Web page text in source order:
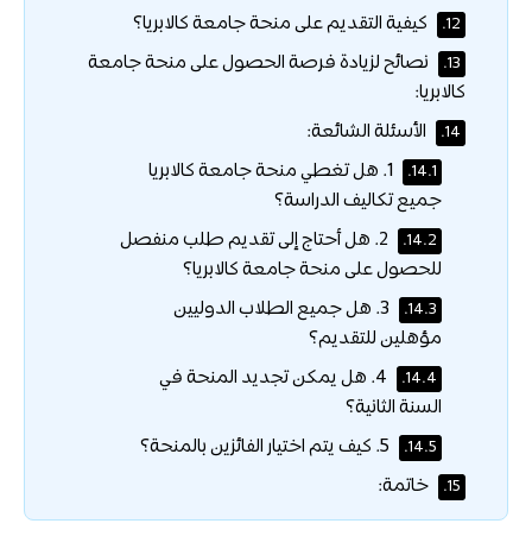
12. كيفية التقديم على منحة جامعة كالابريا؟
13.
نصائح لزيادة فرصة الحصول على منحة جامعة
كالابريا:
14. الأسئلة الشائعة:
14.1.
1. هل تغطي منحة جامعة كالابريا
جميع تكاليف الدراسة؟
14.2.
2. هل أحتاج إلى تقديم طلب منفصل
للحصول على منحة جامعة كالابريا؟
14.3.
3. هل جميع الطلاب الدوليين
مؤهلين للتقديم؟
14.4.
4. هل يمكن تجديد المنحة في
السنة الثانية؟
14.5.
15. خاتمة: